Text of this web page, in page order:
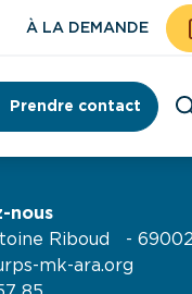
À LA DEMANDE
Prendre contact
nous
Riboud -
mk-ara.org